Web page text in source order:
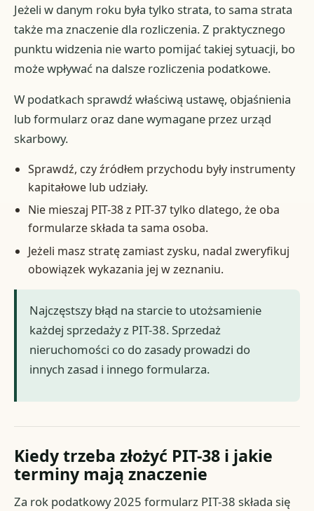
Jeżeli w danym roku była tylko strata, to sama strata
także ma znaczenie dla rozliczenia. Z praktycznego
punktu widzenia nie warto pomijać takiej sytuacji, bo
może wpływać na dalsze rozliczenia podatkowe.
W podatkach sprawdź właściwą ustawę, objaśnienia
lub formularz oraz dane wymagane przez urząd
skarbowy.
Sprawdź, czy źródłem przychodu były instrumenty
kapitałowe lub udziały.
Nie mieszaj PIT-38 z PIT-37 tylko dlatego, że oba
formularze składa ta sama osoba.
Jeżeli masz stratę zamiast zysku, nadal zweryfikuj
obowiązek wykazania jej w zeznaniu.
Najczęstszy błąd na starcie to utożsamienie
każdej sprzedaży z PIT-38. Sprzedaż
nieruchomości co do zasady prowadzi do
innych zasad i innego formularza.
Kiedy trzeba złożyć PIT-38 i jakie
terminy mają znaczenie
Za rok podatkowy 2025 formularz PIT-38 składa się